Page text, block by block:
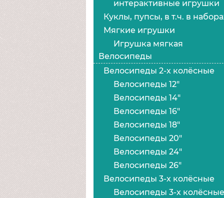
интерактивные игрушки
Куклы, пупсы, в т.ч. в
Мягкие игрушки
Игрушка мягкая
Велосипеды
Велосипеды 2-х колёсные
Велосипеды 12"
Велосипеды 14"
Велосипеды 16"
Велосипеды 18"
Велосипеды 20"
Велосипеды 24"
Велосипеды 26"
Велосипеды 3-х колёсные
Велосипеды 3-х